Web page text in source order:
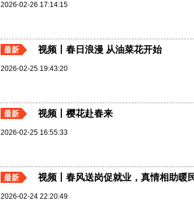
2026-02-26 17:14:15
视频丨春日浪漫 从油菜花开始
2026-02-25 19:43:20
视频丨樱花赴春来
2026-02-25 16:55:33
视频丨春风送岗促就业，真情相助暖
2026-02-24 22:20:49